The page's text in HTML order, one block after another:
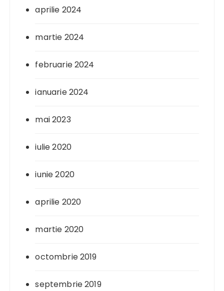
aprilie 2024
martie 2024
februarie 2024
ianuarie 2024
mai 2023
iulie 2020
iunie 2020
aprilie 2020
martie 2020
octombrie 2019
septembrie 2019